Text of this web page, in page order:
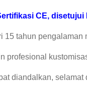
CE, disetujui
15 tahun pengalaman
profesional
diandalkan, selamat